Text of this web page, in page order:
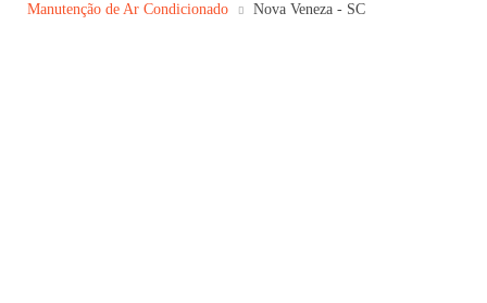
Manutenção de Ar Condicionado
Nova Veneza - SC